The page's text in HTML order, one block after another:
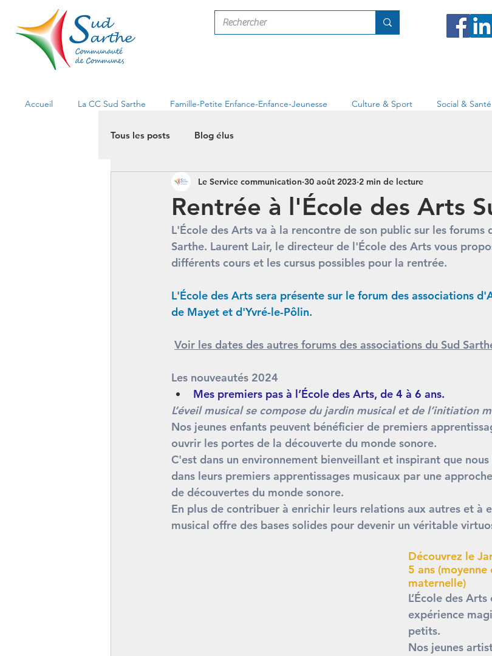
Tous les posts Blog élus
Rentrée à l'École des Arts
Le Service communication 30 août 2023 2 min de lecture
L'École des Arts va à la rencontre de son public sur les forums
Sarthe. Laurent Lair, le directeur de l'École des Arts vous
différents cours et les cursus possibles pour la rentrée.
L'École des Arts sera présente sur le forum des associations
de Mayet et d'Yvré-le-Pôlin.
Voir les dates des autres forums des associations du Sud
Les nouveautés 2024
Mes premiers pas à l’École des Arts, de 4 à 6 ans.
L’éveil musical se compose du jardin musical et de l’initiation
Nos jeunes enfants peuvent bénéficier de premiers
ouvrir les portes de la découverte du monde sonore.
C'est dans un environnement bienveillant et inspirant que
dans leurs premiers apprentissages musicaux par une
de découvertes du monde sonore.
En plus de contribuer à enrichir leurs relations aux autres et à
musical offre des bases solides pour devenir un véritable
Découvrez le
5 ans
maternelle)
L’École des
expérience
petits.
Nos jeunes
Accueil La CC Sud Sarthe Famille-Petite Enfance-Enfance-Jeunesse Culture & Sport Social & Santé